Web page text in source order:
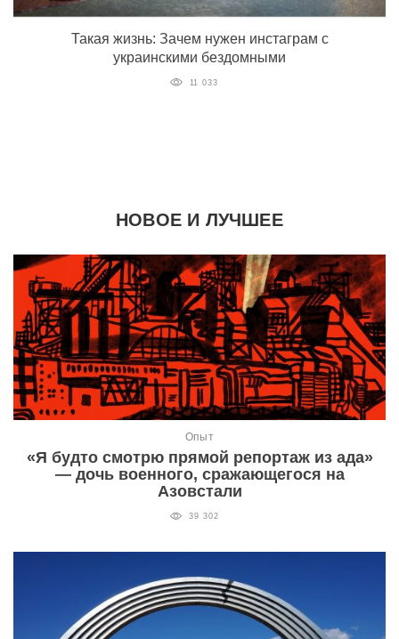
Такая жизнь: Зачем нужен инстаграм с
украинскими бездомными
11 033
НОВОЕ И ЛУЧШЕЕ
Опыт
«Я будто смотрю прямой репортаж из ада»
— дочь военного, сражающегося на
Азовстали
39 302